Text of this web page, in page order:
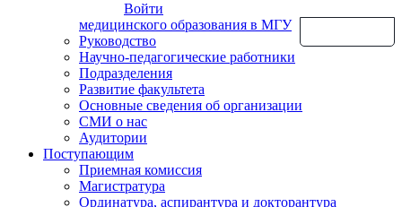
Войти
медицинского образования в МГУ
Руководство
Научно-педагогические работники
Подразделения
Развитие факультета
Основные сведения об организации
СМИ о нас
Аудитории
Поступающим
Приемная комиссия
Магистратура
Ординатура, аспирантура и докторантура